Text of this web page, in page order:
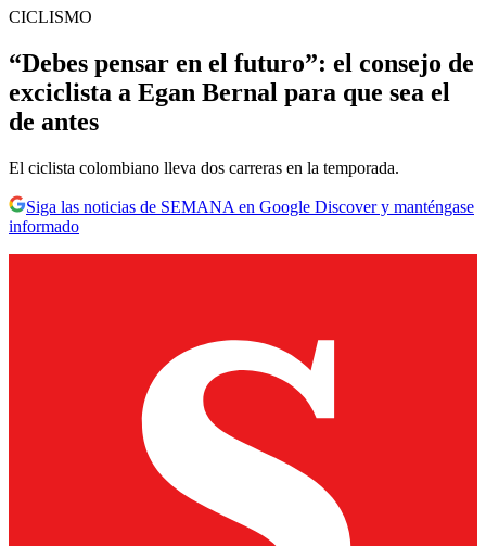
CICLISMO
“Debes pensar en el futuro”: el consejo de
exciclista a Egan Bernal para que sea el
de antes
El ciclista colombiano lleva dos carreras en la temporada.
Siga las noticias de SEMANA en Google Discover y manténgase
informado